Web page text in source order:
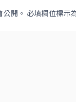
開。 必填欄位標示